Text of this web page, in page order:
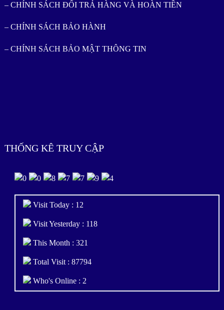
– CHÍNH SÁCH ĐỔI TRẢ HÀNG VÀ HOÀN TIỀN
– CHÍNH SÁCH BẢO HÀNH
– CHÍNH SÁCH BẢO MẬT THÔNG TIN
THỐNG KÊ TRUY CẬP
Visit Today : 12
Visit Yesterday : 118
This Month : 321
Total Visit : 87794
Who's Online : 2